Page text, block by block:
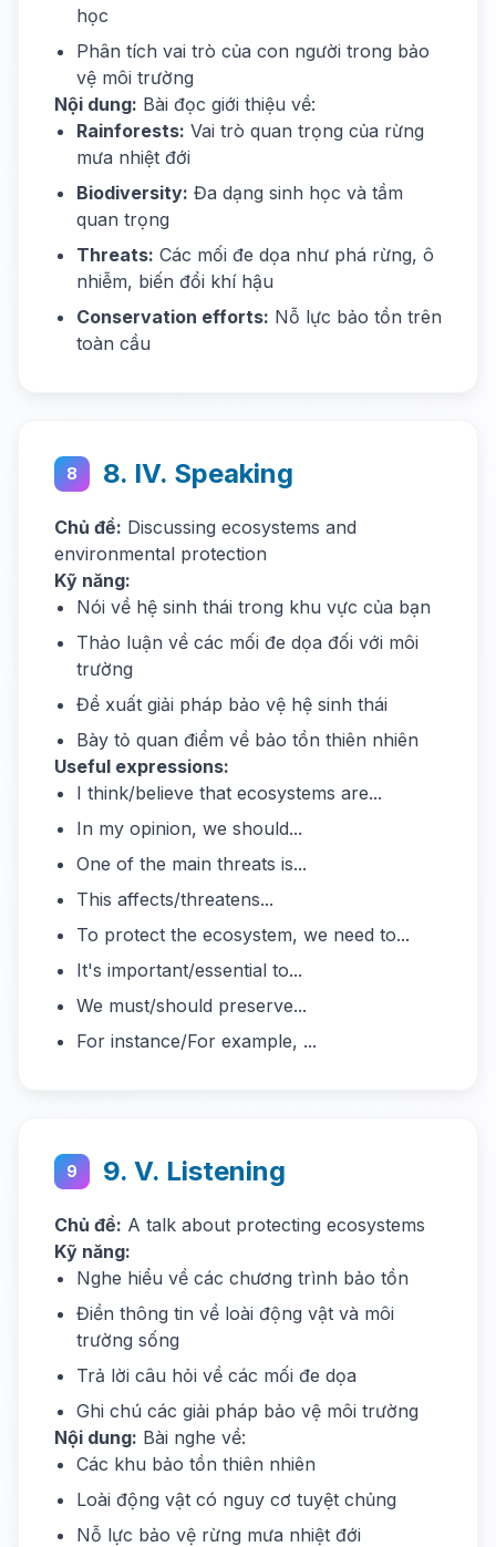
học
Phân tích vai trò của con người trong bảo
vệ môi trường
Nội dung: Bài đọc giới thiệu về:
Rainforests: Vai trò quan trọng của rừng
mưa nhiệt đới
Biodiversity: Đa dạng sinh học và tầm
quan trọng
Threats: Các mối đe dọa như phá rừng, ô
nhiễm, biến đổi khí hậu
Conservation efforts: Nỗ lực bảo tồn trên
toàn cầu
8 8. IV. Speaking
Chủ đề: Discussing ecosystems and
environmental protection
Kỹ năng:
Nói về hệ sinh thái trong khu vực của bạn
Thảo luận về các mối đe dọa đối với môi
trường
Đề xuất giải pháp bảo vệ hệ sinh thái
Bày tỏ quan điểm về bảo tồn thiên nhiên
Useful expressions:
I think/believe that ecosystems are...
In my opinion, we should...
One of the main threats is...
This affects/threatens...
To protect the ecosystem, we need to...
It's important/essential to...
We must/should preserve...
For instance/For example, ...
9 9. V. Listening
Chủ đề: A talk about protecting ecosystems
Kỹ năng:
Nghe hiểu về các chương trình bảo tồn
Điền thông tin về loài động vật và môi
trường sống
Trả lời câu hỏi về các mối đe dọa
Ghi chú các giải pháp bảo vệ môi trường
Nội dung: Bài nghe về:
Các khu bảo tồn thiên nhiên
Loài động vật có nguy cơ tuyệt chủng
Nỗ lực bảo vệ rừng mưa nhiệt đới